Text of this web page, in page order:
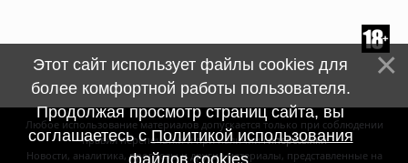
Любое использование материалов допускается только при соблюдении
правил перепечатки и при наличиигиперссылки
Новости, аналитика, прогнозы и другие материалы, представленные на
Этот сайт использует файлы cookies для
более комфортной работы пользователя.
Продолжая просмотр страниц сайта, вы
соглашаетесь сПолитикой использования
файлов cookies.